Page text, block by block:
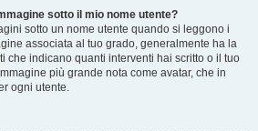
sotto il mio nome utente?
sotto un nome utente quando si leggono i
associata al tuo grado, generalmente ha la
che indicano quanti interventi hai scritto o il tuo
più grande nota come avatar, che in
ogni utente.